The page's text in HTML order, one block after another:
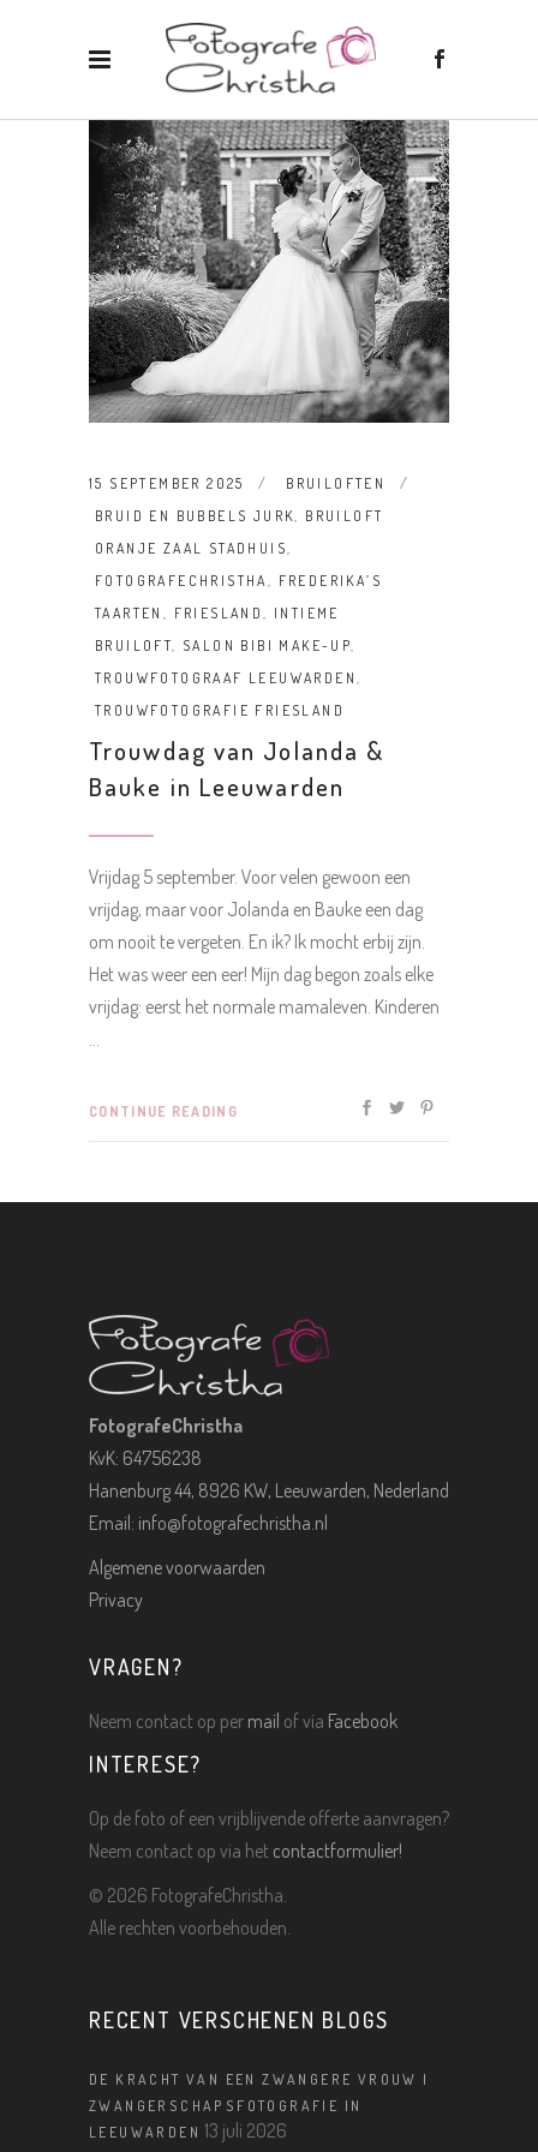
15 SEPTEMBER 2025
BRUILOFTEN
BRUID EN BUBBELS JURK, BRUILOFT
ORANJE ZAAL STADHUIS,
FOTOGRAFECHRISTHA, FREDERIKA’S
TAARTEN , FRIESLAND, INTIEME
BRUILOFT, SALON BIBI MAKE-UP,
TROUWFOTOGRAAF LEEUWARDEN ,
TROUWFOTOGRAFIE FRIESLAND
Trouwdag van Jolanda &
Bauke in Leeuwarden
Vrijdag 5 september. Voor velen gewoon een
vrijdag, maar voor Jolanda en Bauke een dag
om nooit te vergeten. En ik? Ik mocht erbij zijn.
Het was weer een eer! Mijn dag begon zoals elke
vrijdag: eerst het normale mamaleven. Kinderen
CONTINUE READING
FotografeChristha
KvK: 64756238
Hanenburg 44, 8926 KW, Leeuwarden, Nederland
Email: info@fotografechristha.nl
Algemene voorwaarden
Privacy
VRAGEN?
Neem contact op per mail of via Facebook
INTERESE?
Op de foto of een vrijblijvende offerte aanvragen?
Neem contact op via het contactformulier!
© 2026 FotografeChristha.
Alle rechten voorbehouden.
RECENT VERSCHENEN BLOGS
DE KRACHT VAN EEN ZWANGERE VROUW |
ZWANGERSCHAPSFOTOGRAFIE IN
LEEUWARDEN 13 juli 2026